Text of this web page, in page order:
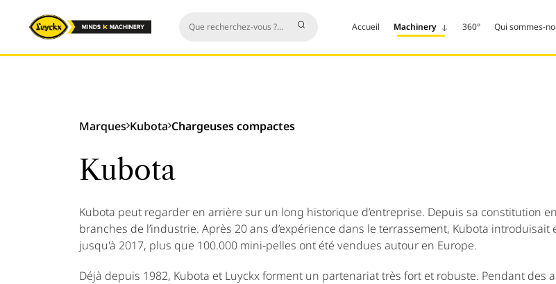
Accueil Machinery 360° Qui sommes-
Marques Kubota Chargeuses compactes
Kubota
Kubota peut regarder en arrière sur un long historique d’entreprise. Depuis sa constitution
branches de l’industrie. Après 20 ans d’expérience dans le terrassement, Kubota
jusqu'à 2017, plus que 100.000 mini-pelles ont été vendues autour en Europe.
Déjà depuis 1982, Kubota et Luyckx forment un partenariat très fort et robuste. Pendant